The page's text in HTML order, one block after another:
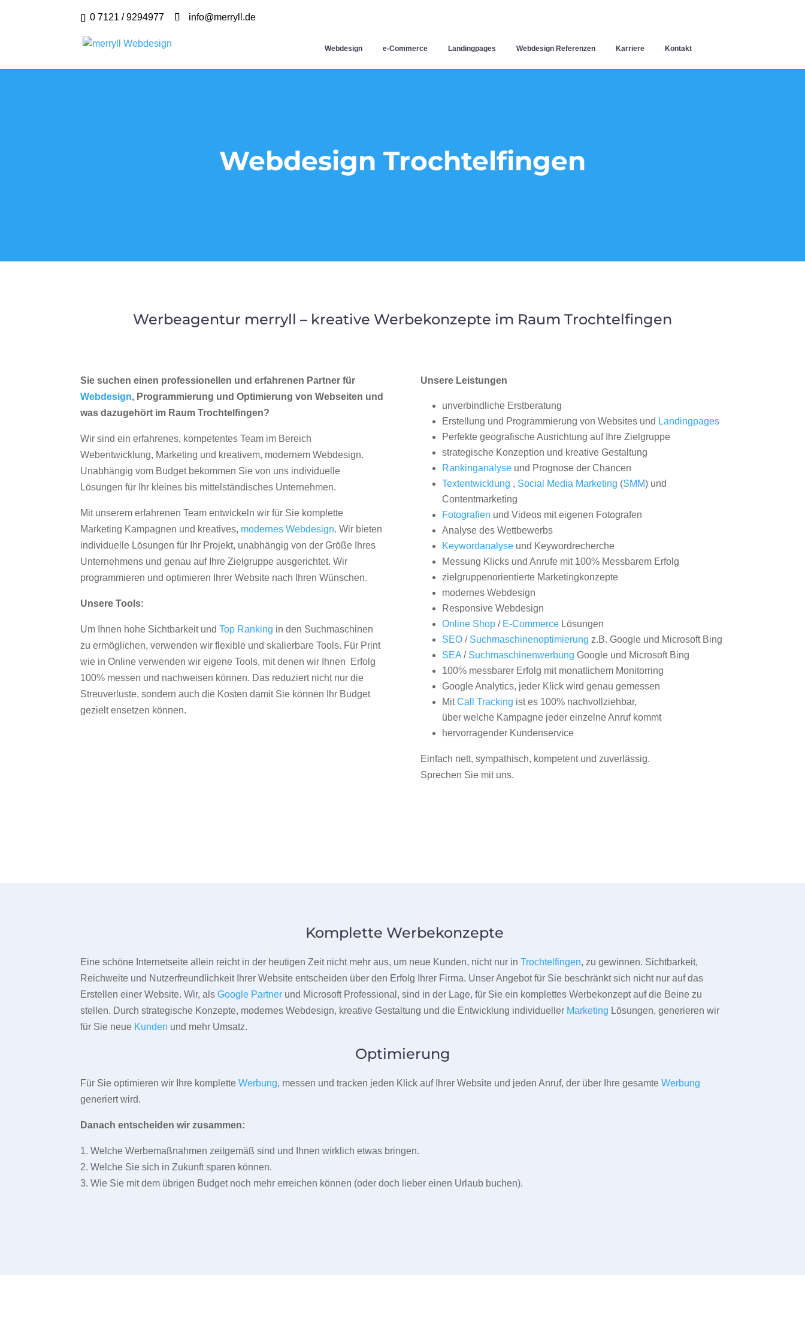
0 7121 / 9294977 info@merryll.de
Webdesign e-Commerce Landingpages Webdesign Referenzen Karriere Kontakt
Webdesign Trochtelfingen
Werbeagentur merryll – kreative Werbekonzepte im Raum Trochtelfingen
Sie suchen einen professionellen und erfahrenen Partner für
Webdesign, Programmierung und Optimierung von Webseiten und
was dazugehört im Raum Trochtelfingen?
Wir sind ein erfahrenes, kompetentes Team im Bereich
Webentwicklung, Marketing und kreativem, modernem Webdesign.
Unabhängig vom Budget bekommen Sie von uns individuelle
Lösungen für Ihr kleines bis mittelständisches Unternehmen.
Mit unserem erfahrenen Team entwickeln wir für Sie komplette
Marketing Kampagnen und kreatives, modernes Webdesign. Wir bieten
individuelle Lösungen für Ihr Projekt, unabhängig von der Größe Ihres
Unternehmens und genau auf Ihre Zielgruppe ausgerichtet. Wir
programmieren und optimieren Ihrer Website nach Ihren Wünschen.
Unsere Tools:
Um Ihnen hohe Sichtbarkeit undTop Ranking in den Suchmaschinen
zu ermöglichen, verwenden wir flexible und skalierbare Tools. Für Print
wie in Online verwenden wir eigene Tools, mit denen wir Ihnen Erfolg
100% messen und nachweisen können. Das reduziert nicht nur die
Streuverluste, sondern auch die Kosten damit Sie können Ihr Budget
gezielt ensetzen können.
Unsere Leistungen
unverbindliche Erstberatung
Erstellung und Programmierung von Websites und Landingpages
Perfekte geografische Ausrichtung auf Ihre Zielgruppe
strategische Konzeption und kreative Gestaltung
Rankinganalyseund Prognose der Chancen
Textentwicklung , Social Media Marketing (SMM) und
Contentmarketing
Fotografien und Videos mit eigenen Fotografen
Analyse des Wettbewerbs
Keywordanalyseund Keywordrecherche
Messung Klicks und Anrufe mit 100% Messbarem Erfolg
zielgruppenorientierte Marketingkonzepte
modernes Webdesign
Responsive Webdesign
Online Shop/ E-CommerceLösungen
SEO/ Suchmaschinenoptimierung z.B. Google und Microsoft Bing
SEA/ Suchmaschinenwerbung Google und Microsoft Bing
100% messbarer Erfolg mit monatlichem Monitorring
Google Analytics, jeder Klick wird genau gemessen
MitCall Tracking ist es 100% nachvollziehbar,
über welche Kampagne jeder einzelne Anruf kommt
hervorragender Kundenservice
Einfach nett, sympathisch, kompetent und zuverlässig.
Sprechen Sie mit uns.
Komplette Werbekonzepte
Eine schöne Internetseite allein reicht in der heutigen Zeit nicht mehr aus, um neue Kunden, nicht nur inTrochtelfingen, zu gewinnen. Sichtbarkeit,
Reichweite und Nutzerfreundlichkeit Ihrer Website entscheiden über den Erfolg Ihrer Firma. Unser Angebot für Sie beschränkt sich nicht nur auf das
Erstellen einer Website. Wir, alsGoogle Partner und Microsoft Professional, sind in der Lage, für Sie ein komplettes Werbekonzept auf die Beine zu
stellen. Durch strategische Konzepte, modernes Webdesign, kreative Gestaltung und die Entwicklung individueller Marketing Lösungen, generieren wir
für Sie neue Kunden und mehr Umsatz.
Optimierung
Für Sie optimieren wir Ihre kompletteWerbung, messen und tracken jeden Klick auf Ihrer Website und jeden Anruf, der über Ihre gesamteWerbung
generiert wird.
Danach entscheiden wir zusammen:
1. Welche Werbemaßnahmen zeitgemäß sind und Ihnen wirklich etwas bringen.
2. Welche Sie sich in Zukunft sparen können.
3. Wie Sie mit dem übrigen Budget noch mehr erreichen können (oder doch lieber einen Urlaub buchen).